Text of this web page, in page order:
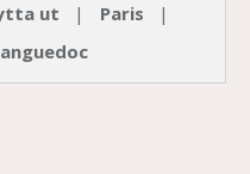
ut
Paris